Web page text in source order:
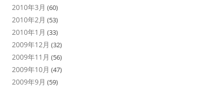
2010年3月 (60)
2010年2月 (53)
2010年1月 (33)
2009年12月 (32)
2009年11月 (56)
2009年10月 (47)
2009年9月 (59)